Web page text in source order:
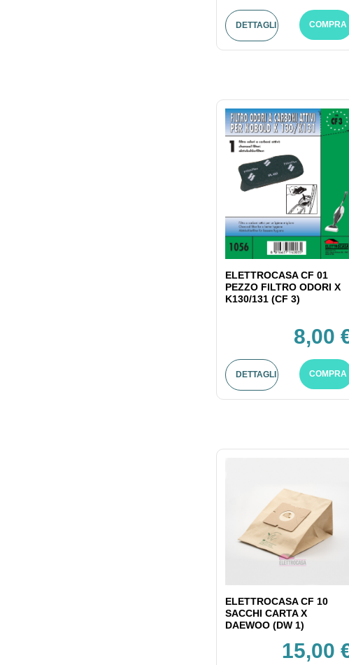
DETTAGLI COMPRA
ELETTROCASA CF 01
PEZZO FILTRO ODORI X
K130/131 (CF 3)
8,00
DETTAGLI COMPRA
ELETTROCASA CF 10
SACCHI CARTA X
DAEWOO (DW 1)
15,00